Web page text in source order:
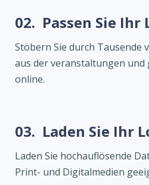
02. Passen Sie Ihr
Stöbern Sie durch Tausende
aus der veranstaltungen und
online.
03. Laden Sie Ihr
Laden Sie hochauflösende
Print- und Digitalmedien